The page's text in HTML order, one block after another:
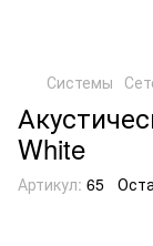
Системы
White
Артикул: 65